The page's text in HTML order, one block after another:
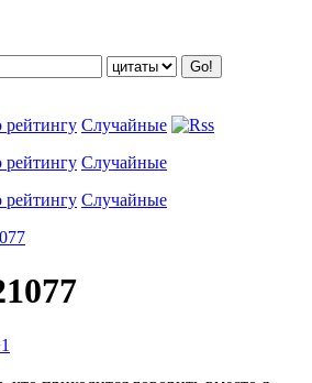
рейтингу Случайные
рейтингу Случайные
рейтингу Случайные